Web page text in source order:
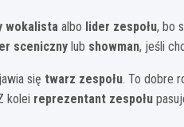
wokalista albo lider zespołu, bo
sceniczny lub showman, jeśli
się twarz zespołu. To dobre
kolei reprezentant zespołu